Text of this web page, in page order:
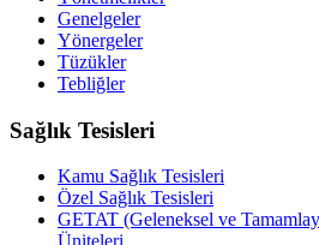
Genelgeler
Yönergeler
Tüzükler
Tebliğler
Sağlık Tesisleri
Kamu Sağlık Tesisleri
Özel Sağlık Tesisleri
GETAT (Geleneksel ve